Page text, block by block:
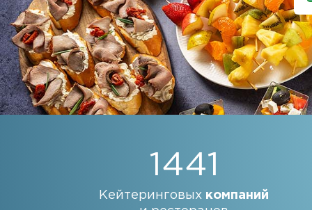
1441
Кейтеринговых компаний